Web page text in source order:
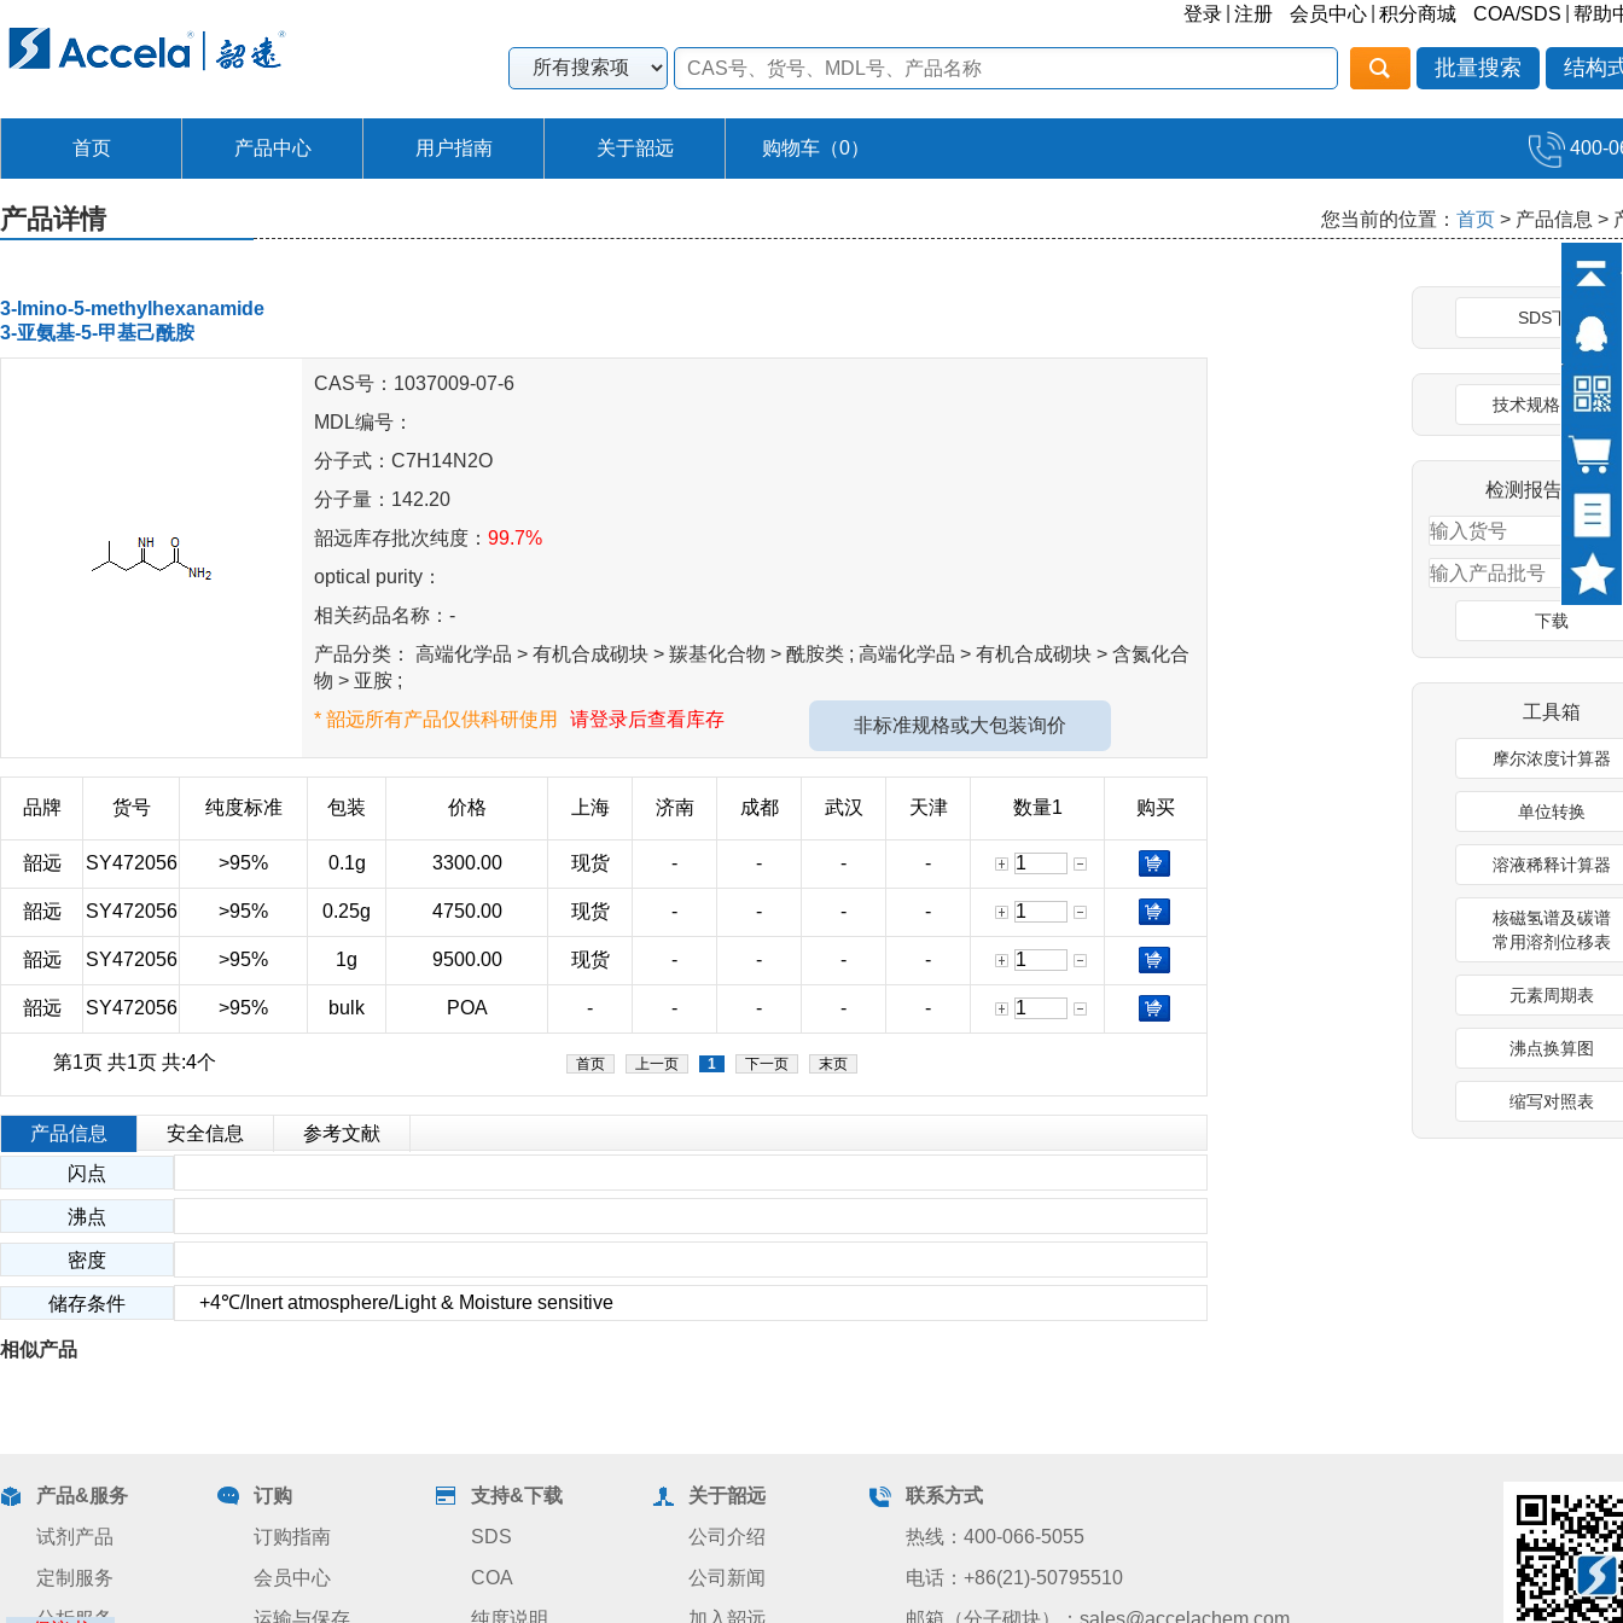
登录 注册 会员中心 积分商城 COA/SDS 帮助
批量搜索 结构
首页 产品中心 用户指南 关于韶远 购物车（0） 400-
产品详情 您当前的位置： 首页 > 产品信息 >
3-Imino-5-methylhexanamide
3-亚氨基-5-甲基己酰胺
CAS号：1037009-07-6
MDL编号：
分子式：C7H14N2O
分子量：142.20
韶远库存批次纯度： 99.7%
optical purity：
相关药品名称：-
产品分类： 高端化学品 > 有机合成砌块 > 羰基化合物 > 酰胺类 ; 高端化学品 > 有机合成砌块 > 含氮化合
物 > 亚胺 ;
* 韶远所有产品仅供科研使用
请登录后查看库存 非标准规格或大包装询价
品牌 货号 纯度标准 包装 价格 上海 济南 成都 武汉 天津 数量1 购买
韶远 SY472056 >95% 0.1g 3300.00 现货 - - - -
韶远 SY472056 >95% 0.25g 4750.00 现货 - - - -
韶远 SY472056 >95% 1g 9500.00 现货 - - - -
韶远 SY472056 >95% bulk POA - - - - -
首页 上一页 1 下一页 末页
第1页 共1页 共:4个
产品信息 安全信息
参考文献
闪点
沸点
密度
储存条件 +4℃/Inert atmosphere/Light & Moisture sensitive
相似产品
SDS下载
技术规格说明书
检测报告(COA)
下载
工具箱
摩尔浓度计算器
单位转换
溶液稀释计算器
核磁氢谱及碳谱
常用溶剂位移表
元素周期表
沸点换算图
缩写对照表
产品&服务
试剂产品
定制服务
分析服务
订购
订购指南
会员中心
运输与保存
支持&下载
SDS
COA
纯度说明
关于韶远
公司介绍
公司新闻
加入韶远
联系方式
热线：400-066-5055
电话：+86(21)-50795510
邮箱（分子砌块）：sales@accelachem.com